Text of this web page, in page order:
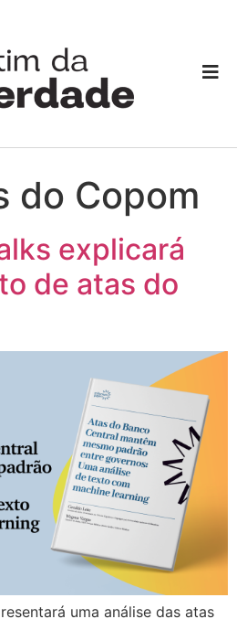
do Copom
explicará
de atas do
uma análise das atas